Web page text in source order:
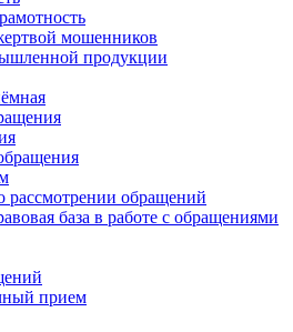
мошенников
продукции
обращений
база в работе с обращениями
прием